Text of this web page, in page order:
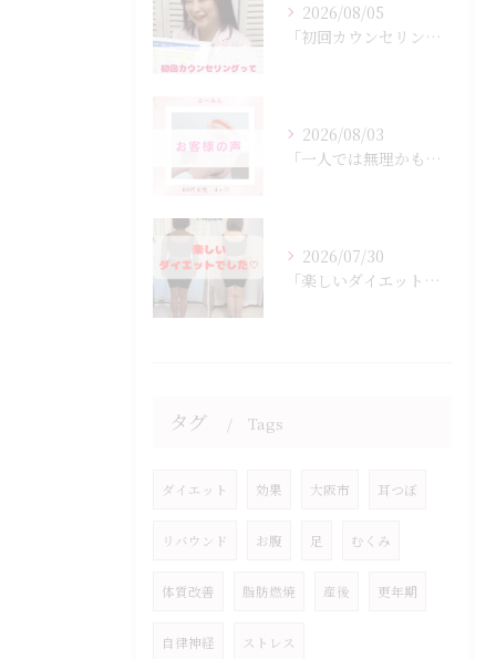
2026/08/05
「初回カウンセリングでは何をするの？」
2026/08/03
「一人では無理かも…」
2026/07/30
「楽しいダイエットでした♡」
タグ Tags
ダイエット 効果 大阪市 耳つぼ
リバウンド お腹 足 むくみ
体質改善 脂肪燃焼 産後 更年期
自律神経 ストレス